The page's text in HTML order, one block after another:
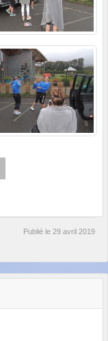
Publié le 29 avril 2019